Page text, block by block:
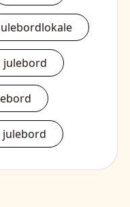
julebord